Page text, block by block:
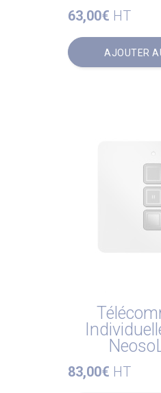
63,00€ HT
AJOUTER
83,00€ HT